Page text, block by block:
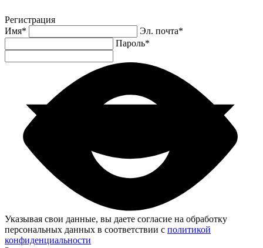
Регистрация
Имя* Эл. почта*
Пароль*
Указывая свои данные, вы даете согласие на обработку
персональных данных в соответствии с политикой
конфиденциальности